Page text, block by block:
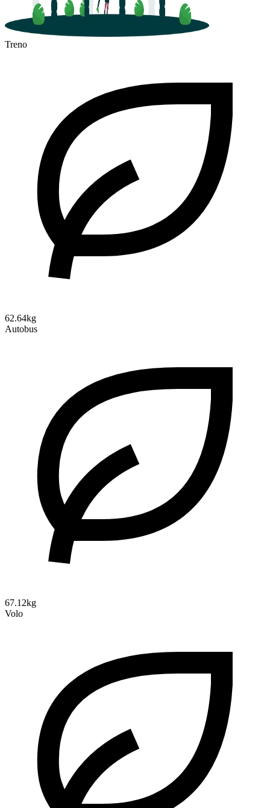
Treno
62.64kg
Autobus
67.12kg
Volo